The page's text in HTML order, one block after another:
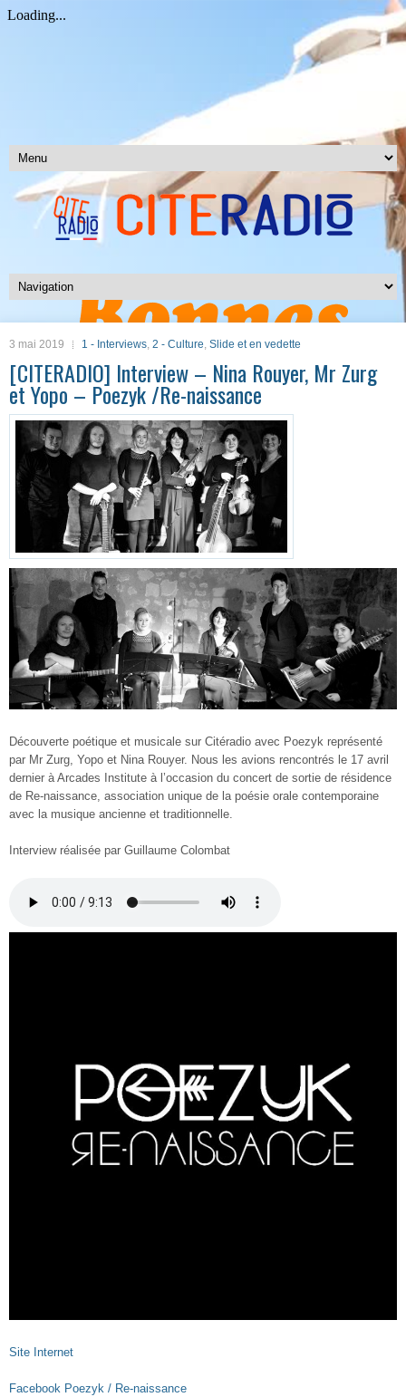
3 mai 2019 1 - Interviews, 2 - Culture, Slide et en vedette
[CITERADIO] Interview – Nina Rouyer, Mr Zurg
et Yopo – Poezyk /Re-naissance
Découverte poétique et musicale sur Citéradio avec Poezyk représenté
par Mr Zurg, Yopo et Nina Rouyer. Nous les avions rencontrés le 17 avril
dernier à Arcades Institute à l’occasion du concert de sortie de résidence
de Re-naissance, association unique de la poésie orale contemporaine
avec la musique ancienne et traditionnelle.
Interview réalisée par Guillaume Colombat
Site Internet
Facebook Poezyk / Re-naissance